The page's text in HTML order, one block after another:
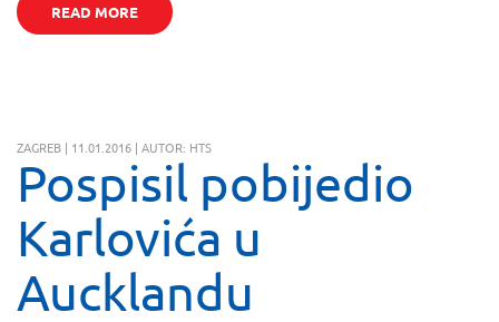
READ MORE
ZAGREB | 11.01.2016 | AUTOR: HTS
Pospisil pobijedio
Karlovića u
Aucklandu